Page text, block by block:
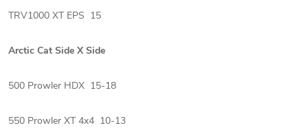
TRV1000 XT EPS 15
Arctic Cat Side X Side
500 Prowler HDX 15-18
550 Prowler XT 4x4 10-13